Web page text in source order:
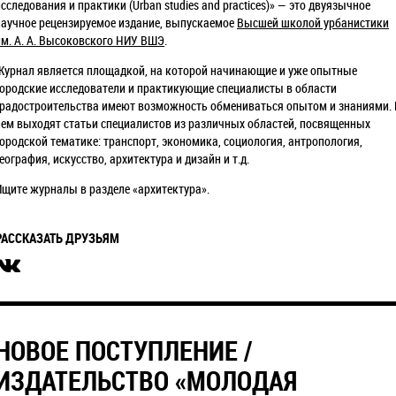
и практики (Urban studies and practices)» — это двуязычное
рецензируемое издание, выпускаемое Высшей школой урбанистики
А. А. Высоковского НИУ ВШЭ.
является площадкой, на которой начинающие и уже опытные
исследователи и практикующие специалисты в области
имеют возможность обмениваться опытом и знаниями.
выходят статьи специалистов из различных областей, посвященных
тематике: транспорт, экономика, социология, антропология,
искусство, архитектура и дизайн и т.д.
журналы в разделе «архитектура».
ДРУЗЬЯМ
ПОСТУПЛЕНИЕ /
«МОЛОДАЯ